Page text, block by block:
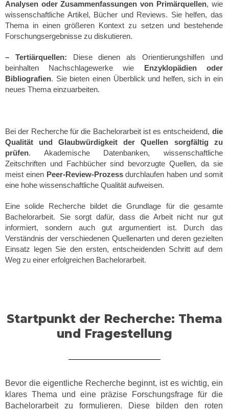
Analysen oder Zusammenfassungen von Primärquellen, wie
wissenschaftliche Artikel, Bücher und Reviews. Sie helfen, das
Thema in einen größeren Kontext zu setzen und bestehende
Forschungsergebnisse zu diskutieren.
– Tertiärquellen: Diese dienen als Orientierungshilfen und
beinhalten Nachschlagewerke wie
Enzyklopädien oder
Bibliografien. Sie bieten einen Überblick und helfen, sich in ein
neues Thema einzuarbeiten.
Bei der Recherche für die Bachelorarbeit ist es entscheidend, die
Qualität und Glaubwürdigkeit der Quellen sorgfältig zu
prüfen. Akademische Datenbanken, wissenschaftliche
Zeitschriften und Fachbücher sind bevorzugte Quellen, da sie
meist einen Peer-Review-Prozessdurchlaufen haben und somit
eine hohe wissenschaftliche Qualität aufweisen.
Eine solide Recherche bildet die Grundlage für die gesamte
Bachelorarbeit. Sie sorgt dafür, dass die Arbeit nicht nur gut
informiert, sondern auch gut argumentiert ist. Durch das
Verständnis der verschiedenen Quellenarten und deren gezielten
Einsatz legen Sie den ersten, entscheidenden Schritt auf dem
Weg zu einer erfolgreichen Bachelorarbeit.
Startpunkt der Recherche: Thema
und Fragestellung
Bevor die eigentliche Recherche beginnt, ist es wichtig, ein
klares Thema und eine präzise Forschungsfrage für die
Bachelorarbeit zu formulieren. Diese bilden den roten